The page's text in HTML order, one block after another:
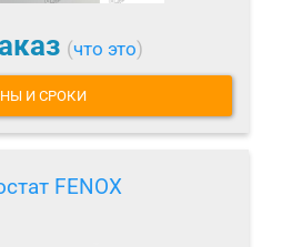
(что это)
И СРОКИ
FENOX